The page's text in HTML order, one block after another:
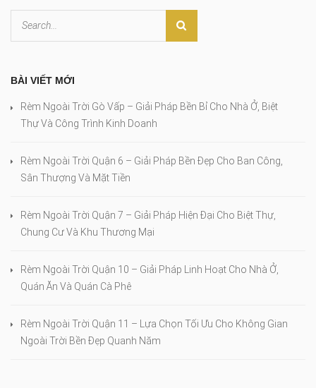
BÀI VIẾT MỚI
Rèm Ngoài Trời Gò Vấp – Giải Pháp Bền Bỉ Cho Nhà Ở, Biệt
Thự Và Công Trình Kinh Doanh
Rèm Ngoài Trời Quận 6 – Giải Pháp Bền Đẹp Cho Ban Công,
Sân Thượng Và Mặt Tiền
Rèm Ngoài Trời Quận 7 – Giải Pháp Hiện Đại Cho Biệt Thự,
Chung Cư Và Khu Thương Mại
Rèm Ngoài Trời Quận 10 – Giải Pháp Linh Hoạt Cho Nhà Ở,
Quán Ăn Và Quán Cà Phê
Rèm Ngoài Trời Quận 11 – Lựa Chọn Tối Ưu Cho Không Gian
Ngoài Trời Bền Đẹp Quanh Năm